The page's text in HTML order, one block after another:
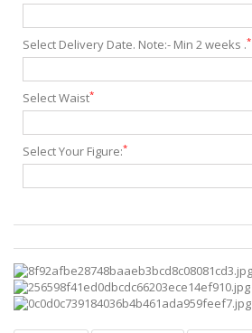
Select Delivery Date. Note:- Min 2 weeks .*
Select Waist*
Select Your Figure:*